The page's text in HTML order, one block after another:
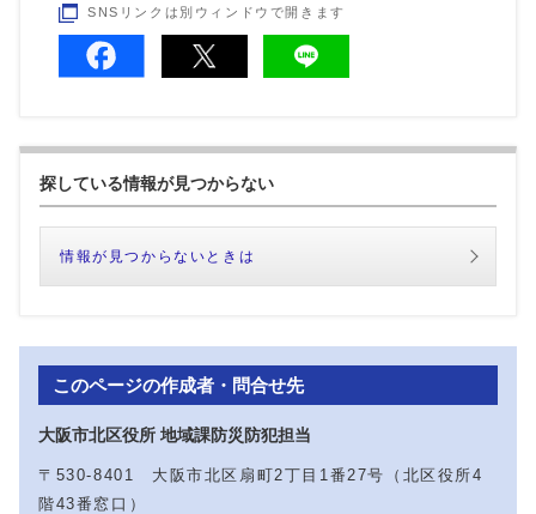
SNSリンクは別ウィンドウで開きます
探している情報が見つからない
情報が見つからないときは
このページの作成者・問合せ先
大阪市北区役所 地域課防災防犯担当
〒530-8401 大阪市北区扇町2丁目1番27号（北区役所4
階43番窓口）